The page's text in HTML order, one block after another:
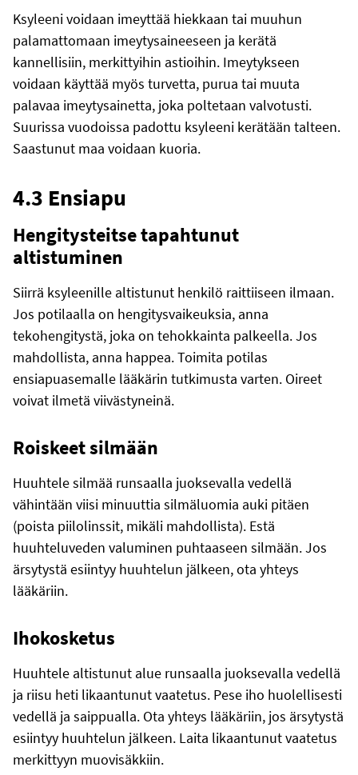
Ksyleeni voidaan imeyttää hiekkaan tai muuhun
palamattomaan imeytysaineeseen ja kerätä
kannellisiin, merkittyihin astioihin. Imeytykseen
voidaan käyttää myös turvetta, purua tai muuta
palavaa imeytysainetta, joka poltetaan valvotusti.
Suurissa vuodoissa padottu ksyleeni kerätään talteen.
Saastunut maa voidaan kuoria.
4.3 Ensiapu
Hengitysteitse tapahtunut
altistuminen
Siirrä ksyleenille altistunut henkilö raittiiseen ilmaan.
Jos potilaalla on hengitysvaikeuksia, anna
tekohengitystä, joka on tehokkainta palkeella. Jos
mahdollista, anna happea. Toimita potilas
ensiapuasemalle lääkärin tutkimusta varten. Oireet
voivat ilmetä viivästyneinä.
Roiskeet silmään
Huuhtele silmää runsaalla juoksevalla vedellä
vähintään viisi minuuttia silmäluomia auki pitäen
(poista piilolinssit, mikäli mahdollista). Estä
huuhteluveden valuminen puhtaaseen silmään. Jos
ärsytystä esiintyy huuhtelun jälkeen, ota yhteys
lääkäriin.
Ihokosketus
Huuhtele altistunut alue runsaalla juoksevalla vedellä
ja riisu heti likaantunut vaatetus. Pese iho huolellisesti
vedellä ja saippualla. Ota yhteys lääkäriin, jos ärsytystä
esiintyy huuhtelun jälkeen. Laita likaantunut vaatetus
merkittyyn muovisäkkiin.